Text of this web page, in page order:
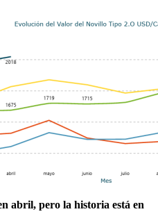
abril, pero la historia está en